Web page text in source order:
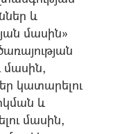
և
մասին»
մասին,
կատարելու
և
մասին,